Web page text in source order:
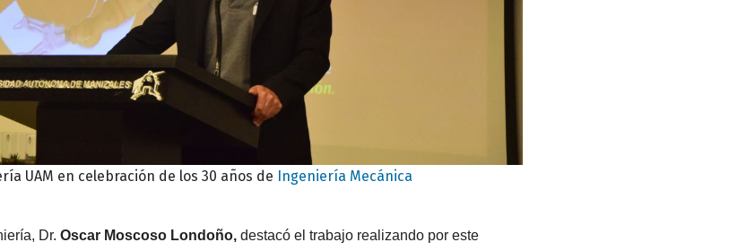
UAM en celebración de los 30 años de Ingeniería Mecánica
Dr. Oscar Moscoso Londoño,destacó el trabajo realizando por este